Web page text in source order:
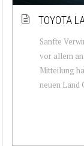
TOYOTA
Sanfte
vor allem
Mitteilung
neuen Land